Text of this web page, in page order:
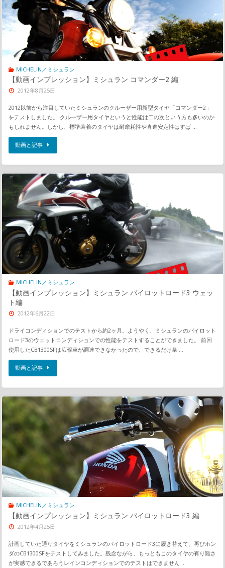
MICHELIN／ミシュラン
【動画インプレッション】ミシュラン コマンダー2 編
2012年8月25日
2012以前から注目していたミシュランのクルーザー用新型タイヤ「コマンダー2」
をテストしました。 クルーザー用タイヤというと性能は二の次という方も多いのか
もしれません。しかし、標準装着のタイヤは耐摩耗性や直進安定性はすば …
動画と記事
MICHELIN／ミシュラン
【動画インプレッション】ミシュラン パイロットロード3 ウェッ
ト編
2012年6月22日
ドライコンディションでのテストから約2ヶ月。ようやく、ミシュランのパイロット
ロード3のウェットコンディションでの性能をテストすることができました。 前回
使用したCB1300SFは広報車が調達できなかったので、できるだけ条 …
動画と記事
MICHELIN／ミシュラン
【動画インプレッション】ミシュラン パイロットロード3 編
2012年4月25日
計画していた通りタイヤをミシュランのパイロットロード3に履き替えて、再びホン
ダのCB1300SFをテストしてみました。残念ながら、もっともこのタイヤの有り難さ
が実感できるであろうレインコンディションでのテストはできません …